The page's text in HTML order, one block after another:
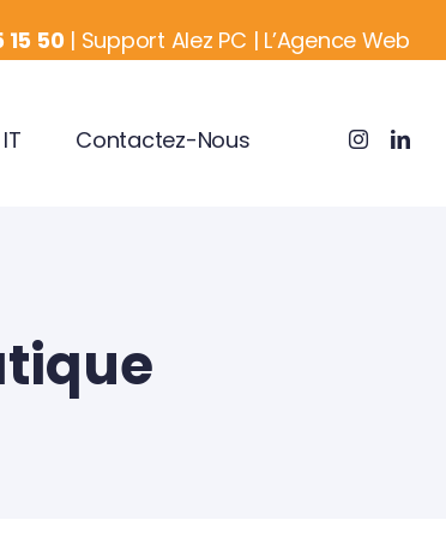
15 50 | Support Alez PC | L’Agence Web
Contactez-Nous